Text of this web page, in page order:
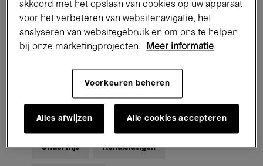
Performances Lezingen & Debatten
Jazz Klassieke Muziek Global Music
Voor iedereen Kids’ Palace
Onderwijs Rondleidingen
akkoord met het opslaan van cookies op uw apparaat
voor het verbeteren van websitenavigatie, het
analyseren van websitegebruik en om ons te helpen
bij onze marketingprojecten.
Meer informatie
Voorkeuren beheren
Alles afwijzen Alle cookies accepteren